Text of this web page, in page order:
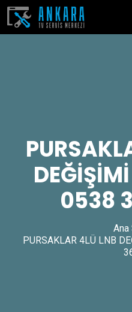
0538
Ana
PURSAKLAR 4LÜ LNB